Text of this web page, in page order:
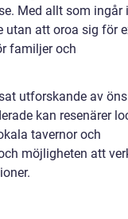
Med allt som ingår
utan att oroa sig för
familjer och
utforskande av
kan resenärer
tavernor och
möjligheten att